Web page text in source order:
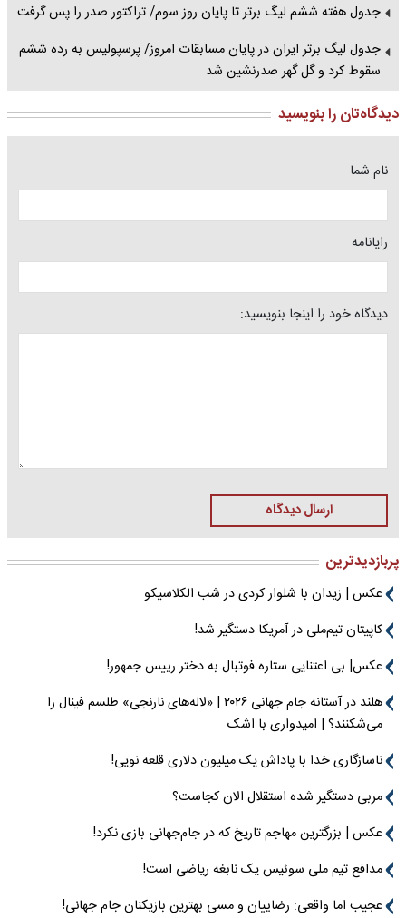
جدول هفته ششم لیگ برتر تا پایان روز سوم/ تراکتور صدر را پس گرفت
جدول لیگ برتر ایران در پایان مسابقات امروز/ پرسپولیس به رده ششم
سقوط کرد و گل گهر صدرنشین شد
دیدگاه‌تان را بنویسید
نام شما
رایانامه
دیدگاه خود را اینجا بنویسید:
ارسال دیدگاه
پربازدیدترین
عکس | زیدان با شلوار کردی در شب الکلاسیکو
کاپیتان تیم‌ملی در آمریکا دستگیر شد!
عکس| بی اعتنایی ستاره فوتبال به دختر رییس جمهور!
هلند در آستانه جام جهانی ۲۰۲۶ | «لاله‌های نارنجی» طلسم فینال را
می‌شکنند؟ | امیدواری با اشک
ناسازگاری خدا با پاداش یک میلیون دلاری قلعه نویی!
مربی دستگیر شده استقلال الان کجاست؟
عکس | بزرگترین مهاجم تاریخ که در جام‌جهانی بازی نکرد!
مدافع تیم ملی سوئیس یک نابغه ریاضی است!
عجیب اما واقعی: رضاییان و مسی بهترین بازیکنان جام جهانی!